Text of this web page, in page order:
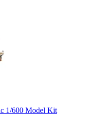
1/600 Model Kit